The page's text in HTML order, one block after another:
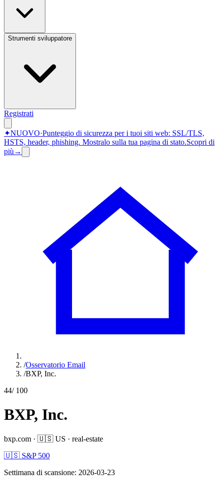
Strumenti sviluppatore
Registrati
✦NUOVO·Punteggio di sicurezza per i tuoi siti web: SSL/TLS,
HSTS, header, phishing. Mostralo sulla tua pagina di stato.Scopri di
più →
/Osservatorio Email
/BXP, Inc.
44/ 100
BXP, Inc.
bxp.com · 🇺🇸 US · real-estate
🇺🇸 S&P 500
Settimana di scansione: 2026-03-23